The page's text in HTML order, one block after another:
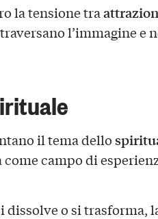
la tensione tra
l’immagine e
il tema dello
campo di
dissolve o si trasforma,